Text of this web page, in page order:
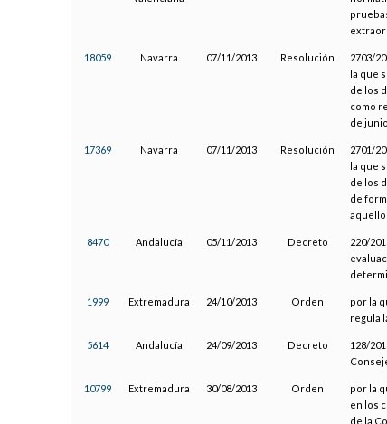
18059 Navarra 07/11/2013 Resolución
2703/
la que
de los
como
de
17369 Navarra 07/11/2013 Resolución
2701/
la que
de los
de
8470 Andalucía 05/11/2013 Decreto
220/
1999 Extremadura 24/10/2013 Orden
por la
regula
5614 Andalucía 24/09/2013 Decreto
128/
10799 Extremadura 30/08/2013 Orden
por la
en los
de la